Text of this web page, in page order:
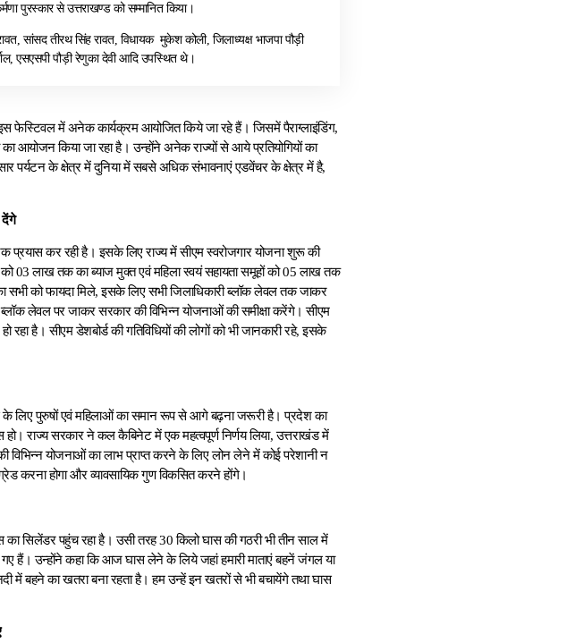
पुरस्कार से उत्तराखण्ड को सम्मानित किया।
सांसद तीरथ सिंह रावत, विधायक मुकेश कोली, जिलाध्यक्ष भाजपा पौड़ी
एसएसपी पौड़ी रेणुका देवी आदि उपस्थित थे।
फेस्टिवल में अनेक कार्यक्रम आयोजित किये जा रहे हैं। जिसमें पैराग्लाइंडिंग,
का आयोजन किया जा रहा है। उन्होंने अनेक राज्यों से आये प्रतियोगियों का
पर्यटन के क्षेत्र में दुनिया में सबसे अधिक संभावनाएं एडवेंचर के क्षेत्र में है,
देंगे
प्रयास कर रही है। इसके लिए राज्य में सीएम स्वरोजगार योजना शुरू की
03 लाख तक का ब्याज मुक्त एवं महिला स्वयं सहायता समूहों को 05 लाख तक
को फायदा मिले, इसके लिए सभी जिलाधिकारी ब्लॉक लेवल तक जाकर
लेवल पर जाकर सरकार की विभिन्न योजनाओं की समीक्षा करेंगे। सीएम
है। सीएम डेशबोर्ड की गतिविधियों की लोगों को भी जानकारी रहे, इसके
के लिए पुरुषों एवं महिलाओं का समान रूप से आगे बढ़ना जरूरी है। प्रदेश का
हो। राज्य सरकार ने कल कैबिनेट में एक महत्वपूर्ण निर्णय लिया, उत्तराखंड में
विभिन्न योजनाओं का लाभ प्राप्त करने के लिए लोन लेने में कोई परेशानी न
करना होगा और व्यावसायिक गुण विकसित करने होंगे।
सिलेंडर पहुंच रहा है। उसी तरह 30 किलो घास की गठरी भी तीन साल में
हैं। उन्होंने कहा कि आज घास लेने के लिये जहां हमारी माताएं बहनें जंगल या
में बहने का खतरा बना रहता है। हम उन्हें इन खतरों से भी बचायेंगे तथा घास